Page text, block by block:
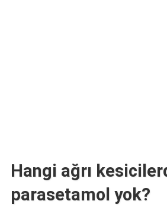
Hangi ağrı
parasetamol yok?